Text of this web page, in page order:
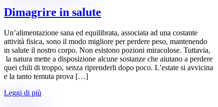
Dimagrire in salute
Un’alimentazione sana ed equilibrata, associata ad una costante
attività fisica, sono il modo migliore per perdere peso, mantenendo
in salute il nostro corpo. Non esistono pozioni miracolose. Tuttavia,
la natura mette a disposizione alcune sostanze che aiutano a perdere
quei chili di troppo, senza riprenderli dopo poco. L’estate si avvicina
e la tanto temuta prova […]
Leggi di più